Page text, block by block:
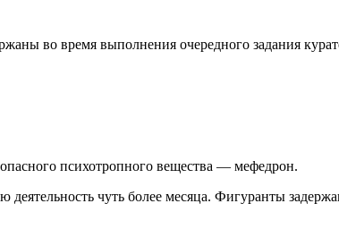
во время выполнения очередного задания
психотропного вещества — мефедрон.
чуть более месяца. Фигуранты